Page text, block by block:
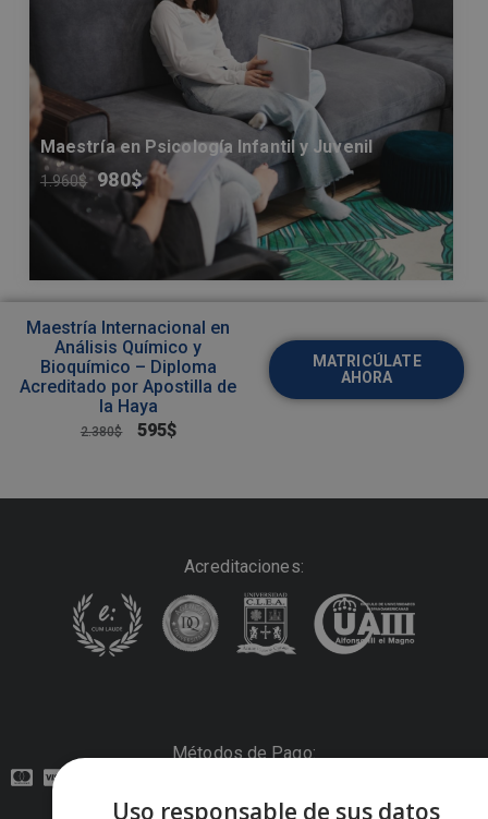
Maestría en Psicología Infantil y Juvenil
1.960$ 980$
Maestría Internacional en
Análisis Químico y
Bioquímico – Diploma
Acreditado por Apostilla de
la Haya
2.380$ 595$
MATRICÚLATE
AHORA
Acreditaciones:
Métodos de Pago:
Uso responsable de sus datos